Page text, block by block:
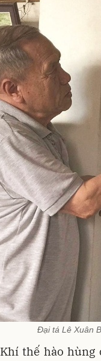
Đại tá Lê Xuân
Khí thế hào hùng